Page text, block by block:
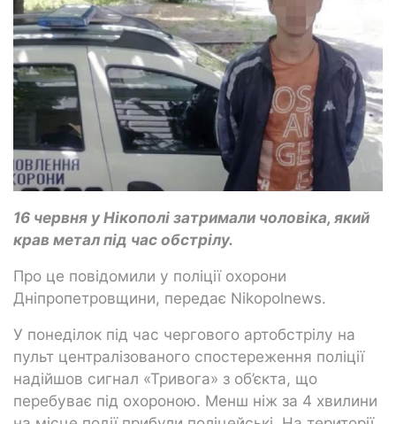
16 червня у Нікополі затримали чоловіка, який
крав метал під час обстрілу.
Про це повідомили у поліції охорони
Дніпропетровщини, передає Nikopolnews.
У понеділок під час чергового артобстрілу на
пульт централізованого спостереження поліції
надійшов сигнал «Тривога» з об’єкта, що
перебуває під охороною. Менш ніж за 4 хвилини